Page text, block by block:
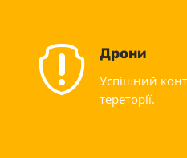
 Дрони
Успішний
тереторії.